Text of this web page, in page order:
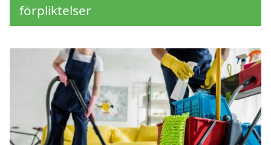
förpliktelser